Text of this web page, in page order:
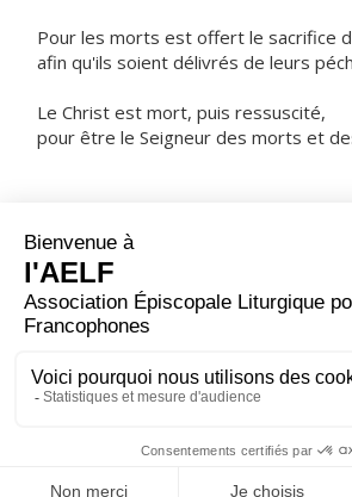
Pour les morts est offert le sacrifice
afin qu'ils soient délivrés de leurs
Le Christ est mort, puis ressuscité,
pour être le Seigneur des morts et
Écoute nos prières avec bonté,
prions : tandis que grandit notre foi en
ressuscité d'entre les morts,
espérance, puisque nous attendons la
Seigneur, qui vit et règne avec toi
Esprit, Dieu, pour les siècles des